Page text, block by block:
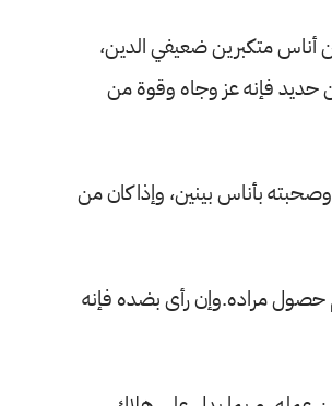
متكبرين ضعيفي الدين،
فإنه عز وجاه وقوة من
بأناس بينين، وإذا كان من
حصول مراده.وإن رأى بضده فإنه